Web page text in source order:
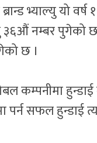
भ्याल्यु यो
३६औं नम्बर पुगेको
छ ।
कम्पनीमा
सफल हुन्डाई